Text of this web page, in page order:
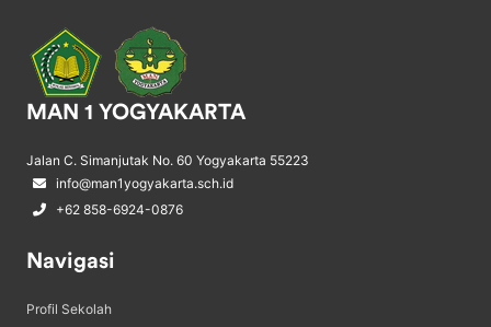
MAN 1 YOGYAKARTA
Jalan C. Simanjutak No. 60 Yogyakarta 55223
info@man1yogyakarta.sch.id
+62 858-6924-0876
Navigasi
Profil Sekolah